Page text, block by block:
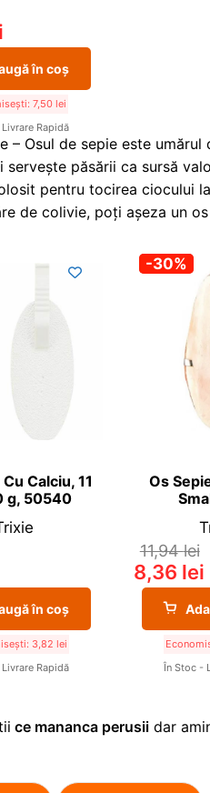
în coș
7,50 lei
Rapidă
– Osul de sepie este
servește păsării ca sursă
pentru tocirea ciocului
de colivie, poți așeza un
Calciu, 11
g, 50540
în coș
3,82 lei
Rapidă
-30%
Os
11,94lei
8,36 lei
În Stoc -
ce mananca perusiidar